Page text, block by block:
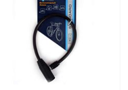
Купить в 1 клик
В избранное В наличии